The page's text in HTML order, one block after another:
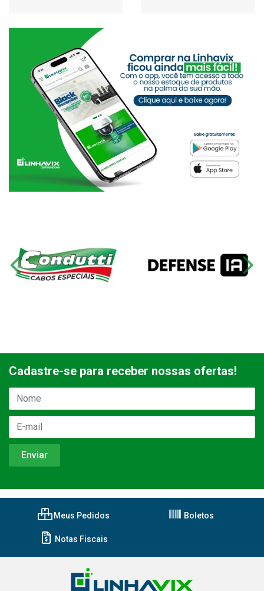
Cadastre-se para receber nossas ofertas!
Meus Pedidos Boletos
Notas Fiscais